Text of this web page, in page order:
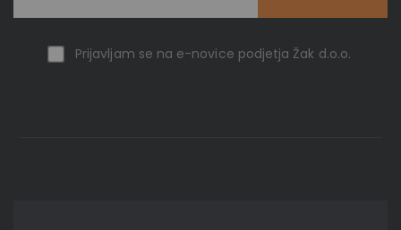
Prijavljam se na e-novice podjetja Žak d.o.o.